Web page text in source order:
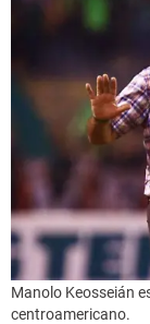
Manolo Keosseián
centroamericano.